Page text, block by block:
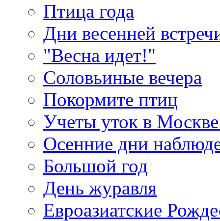
Птица года
Дни весенней
"Весна идет!"
Соловьиные вечера
Покормите птиц
Учеты уток в
Осенние дни
Большой год
День журавля
Евроазиатские